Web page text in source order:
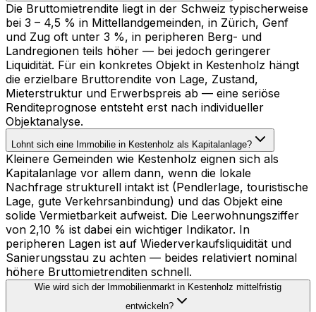
Die Bruttomietrendite liegt in der Schweiz typischerweise
bei 3 – 4,5 % in Mittellandgemeinden, in Zürich, Genf
und Zug oft unter 3 %, in peripheren Berg- und
Landregionen teils höher — bei jedoch geringerer
Liquidität. Für ein konkretes Objekt in Kestenholz hängt
die erzielbare Bruttorendite von Lage, Zustand,
Mieterstruktur und Erwerbspreis ab — eine seriöse
Renditeprognose entsteht erst nach individueller
Objektanalyse.
Lohnt sich eine Immobilie in Kestenholz als Kapitalanlage?
Kleinere Gemeinden wie Kestenholz eignen sich als
Kapitalanlage vor allem dann, wenn die lokale
Nachfrage strukturell intakt ist (Pendlerlage, touristische
Lage, gute Verkehrsanbindung) und das Objekt eine
solide Vermietbarkeit aufweist. Die Leerwohnungsziffer
von 2,10 % ist dabei ein wichtiger Indikator. In
peripheren Lagen ist auf Wiederverkaufsliquidität und
Sanierungsstau zu achten — beides relativiert nominal
höhere Bruttomietrenditen schnell.
Wie wird sich der Immobilienmarkt in Kestenholz mittelfristig
entwickeln?